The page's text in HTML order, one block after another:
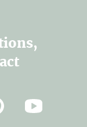
Youtube